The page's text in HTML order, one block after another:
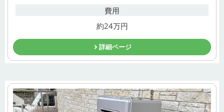
費用
約24万円
詳細ページ